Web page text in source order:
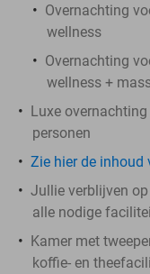
Overnachting
wellness
Overnachting
wellness +
Luxe
personen
Zie hier de
Jullie verblijven
alle nodige
Kamer met
koffie- en